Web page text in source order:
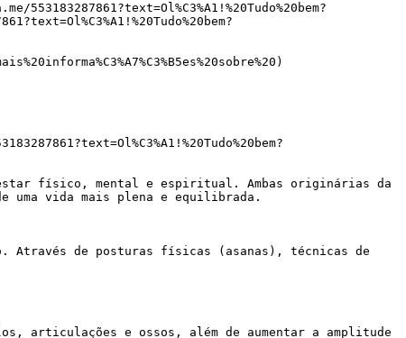
uma vida mais plena e equilibrada.
articulações e ossos, além de aumentar a amplitude